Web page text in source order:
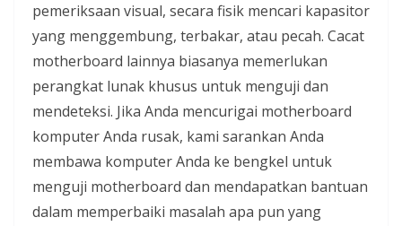
pemeriksaan visual, secara fisik mencari kapasitor
yang menggembung, terbakar, atau pecah. Cacat
motherboard lainnya biasanya memerlukan
perangkat lunak khusus untuk menguji dan
mendeteksi. Jika Anda mencurigai motherboard
komputer Anda rusak, kami sarankan Anda
membawa komputer Anda ke bengkel untuk
menguji motherboard dan mendapatkan bantuan
dalam memperbaiki masalah apa pun yang